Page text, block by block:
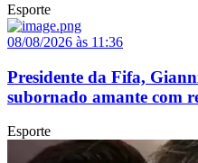
Esporte
08/08/2026 às 11:36
Presidente da Fifa,
subornado amante com
Esporte